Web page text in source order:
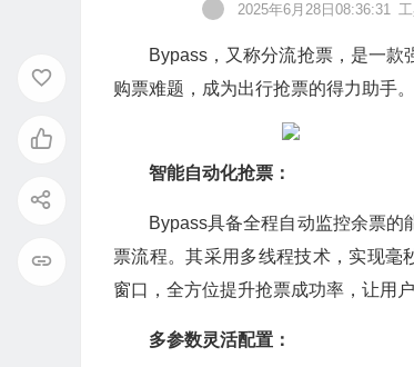
2025年6月28日08:36:31
Bypass，又称分流抢票，是一
购票难题，成为出行抢票的得力助手。
智能自动化抢票：
Bypass具备全程自动监控余票
票流程。其采用多线程技术，实现毫
窗口，全方位提升抢票成功率，让用
多参数灵活配置：